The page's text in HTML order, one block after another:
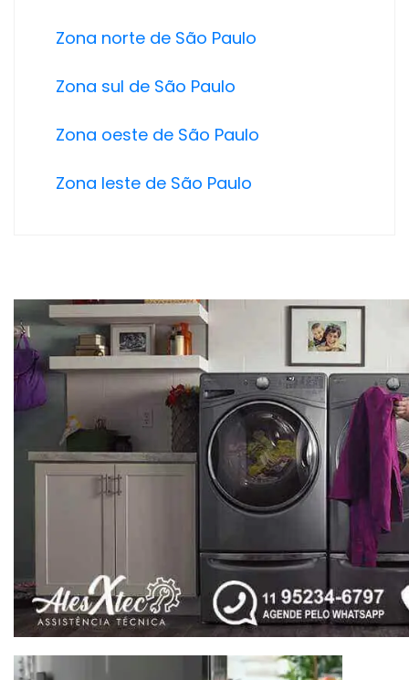
Zona norte de São Paulo
Zona sul de São Paulo
Zona oeste de São Paulo
Zona leste de São Paulo